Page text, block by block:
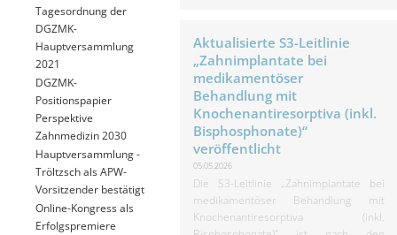
Tagesordnung der
DGZMK-
Hauptversammlung
2021
DGZMK-
Positionspapier
Perspektive
Zahnmedizin 2030
Hauptversammlung -
Tröltzsch als APW-
Vorsitzender bestätigt
Online-Kongress als
Erfolgspremiere
Aktualisierte S3-Leitlinie
„Zahnimplantate bei
medikamentöser
Behandlung mit
Knochenantiresorptiva (inkl.
Bisphosphonate)“
veröffentlicht
05.05.2026
Die S3-Leitlinie „Zahnimplantate bei
medikamentöser Behandlung mit
Knochenantiresorptiva (inkl.